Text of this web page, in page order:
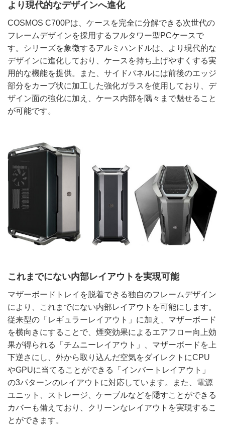
より現代的なデザインへ進化
COSMOS C700Pは、ケースを完全に分解できる次世代の
フレームデザインを採用するフルタワー型PCケースで
す。シリーズを象徴するアルミハンドルは、より現代的な
デザインに進化しており、ケースを持ち上げやすくする実
用的な機能を提供。また、サイドパネルには前後のエッジ
部分をカーブ状に加工した強化ガラスを使用しており、デ
ザイン面の強化に加え、ケース内部を隅々まで魅せること
が可能です。
これまでにない内部レイアウトを実現可能
マザーボードトレイを脱着できる独自のフレームデザイン
により、これまでにない内部レイアウトを可能にします。
従来型の「レギュラーレイアウト」に加え、マザーボード
を横向きにすることで、煙突効果によるエアフロー向上効
果が得られる「チムニーレイアウト」、マザーボードを上
下逆さにし、外から取り込んだ空気をダイレクトにCPU
やGPUに当てることができる「インバートレイアウト」
の3パターンのレイアウトに対応しています。また、電源
ユニット、ストレージ、ケーブルなどを隠すことができる
カバーも備えており、クリーンなレイアウトを実現するこ
とができます。